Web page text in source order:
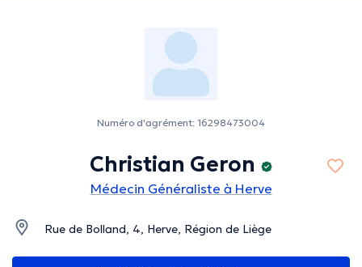
Numéro d'agrément: 16298473004
Christian Geron
Médecin Généraliste à Herve
Rue de Bolland, 4, Herve, Région de Liège